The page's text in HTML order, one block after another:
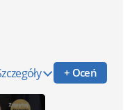
+ Oceń